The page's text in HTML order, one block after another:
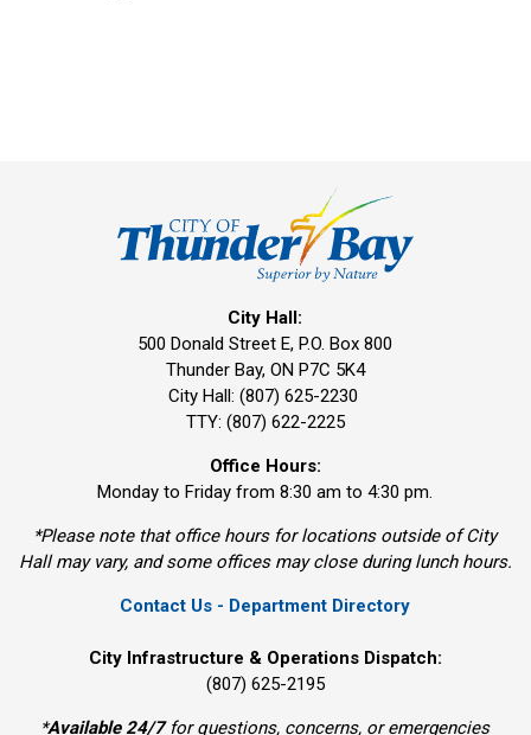
City Hall:
500 Donald Street E, P.O. Box 800
Thunder Bay, ON P7C 5K4
City Hall: (807) 625-2230
TTY: (807) 622-2225
Office Hours:
Monday to Friday from 8:30 am to 4:30 pm.
*Please note that office hours for locations outside of City
Hall may vary, and some offices may close during lunch hours.
Contact Us - Department Directory
City Infrastructure & Operations Dispatch:
(807) 625-2195
*Available 24/7for questions, concerns, or emergencies